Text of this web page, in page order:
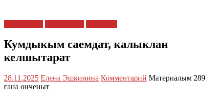
Кумдыкым саемдат, калыклан
келшытарат
28.11.2025 Елена Эшкинина Комментарий Материалым 289
гана онченыт